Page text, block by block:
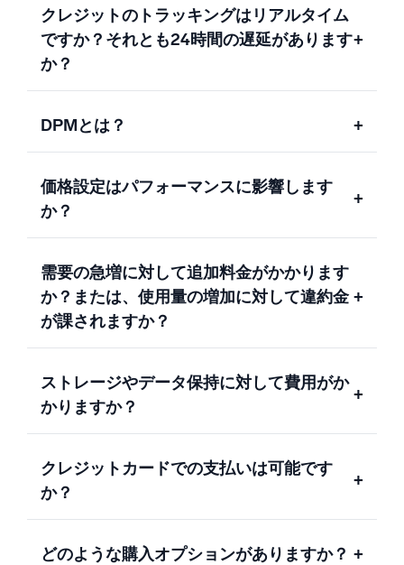
クレジットのトラッキングはリアルタイム
ですか？それとも24時間の遅延があります
か？
+
DPMとは？ +
価格設定はパフォーマンスに影響します
か？
+
需要の急増に対して追加料金がかかります
か？または、使用量の増加に対して違約金
が課されますか？
+
ストレージやデータ保持に対して費用がか
かりますか？
+
クレジットカードでの支払いは可能です
か？
+
どのような購入オプションがありますか？ +